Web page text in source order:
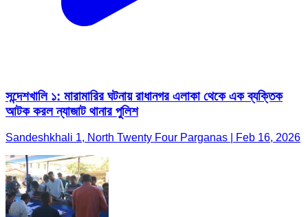
সন্দেশখালি ১: মারামারির ঘটনায় রাধানগর এলাকা থেকে এক ব্যক্তিক
আটক করল ন্যাজাট থানার পুলিশ
Sandeshkhali 1, North Twenty Four Parganas | Feb 16, 2026